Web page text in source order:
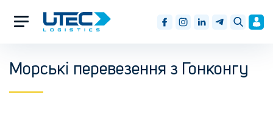
Морські перевезення з Гонконгу